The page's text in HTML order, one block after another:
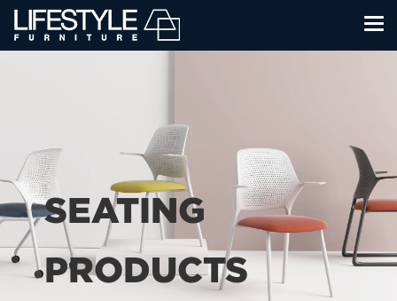
SEATING
PRODUCTS